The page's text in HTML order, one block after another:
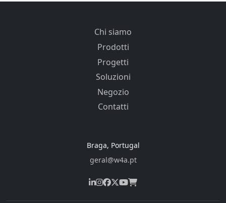
Chi siamo
Prodotti
Progetti
Soluzioni
Negozio
Contatti
Braga, Portugal
geral@w4a.pt